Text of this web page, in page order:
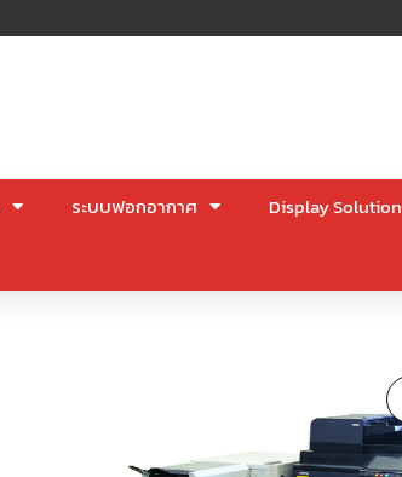
ระบบฟอกอากาศ Display Solution